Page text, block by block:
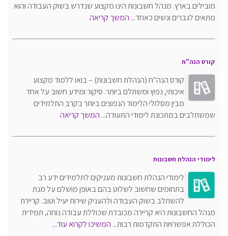
מובילים בארץ. מנהל חשבונות הינו מקצוע שנדרש בשוק העבודה והוא
מתאים לגברים ונשים כאחד... המשך קריאה
קורס הנה"ח
קורס הנה"ח (הנהלת חשבונות) – בואו ללמוד מקצוע
איכותי, נפוץ ומשתלם ביותר. סיקור ומידע חשוב על אחד
מבין מסלולי הלימוד הנפוצים ביותר בקרב התלמידים
שמשתלבים במתכונת לימודי התעודה... המשך קריאה
לימודי הנהלת חשבונות
לימודי הנהלת חשבונות מעניקים לתלמידים ידע רב
בתחומים שחשוב לשלוט בהם באופן מושלם על מנת
להשתלב בשוק העבודה ולהעניק שירות יעיל וטוב. קריירת
מנהל החשבונות היא קריירה מכובדת שכוללת עבודה נוחה, תמידית
הכוללת אפשרויות התקדמות רבות... המשיכו לקרוא עוד...